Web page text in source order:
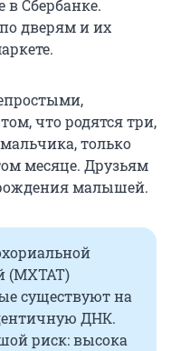
в Сбербанке.
дверям и их
что родятся три,
только
месяце. Друзьям
малышей.
(МХТАТ)
существуют на
ДНК.
риск: высока